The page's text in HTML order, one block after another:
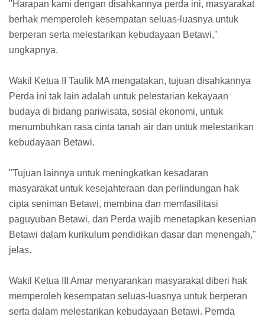
"Harapan kami dengan disahkannya perda ini, masyarakat
berhak memperoleh kesempatan seluas-luasnya untuk
berperan serta melestarikan kebudayaan Betawi,"
ungkapnya.
Wakil Ketua II Taufik MA mengatakan, tujuan disahkannya
Perda ini tak lain adalah untuk pelestarian kekayaan
budaya di bidang pariwisata, sosial ekonomi, untuk
menumbuhkan rasa cinta tanah air dan untuk melestarikan
kebudayaan Betawi.
"Tujuan lainnya untuk meningkatkan kesadaran
masyarakat untuk kesejahteraan dan perlindungan hak
cipta seniman Betawi, membina dan memfasilitasi
paguyuban Betawi, dan Perda wajib menetapkan kesenian
Betawi dalam kurikulum pendidikan dasar dan menengah,"
jelas.
Wakil Ketua III Amar menyarankan masyarakat diberi hak
memperoleh kesempatan seluas-luasnya untuk berperan
serta dalam melestarikan kebudayaan Betawi. Pemda